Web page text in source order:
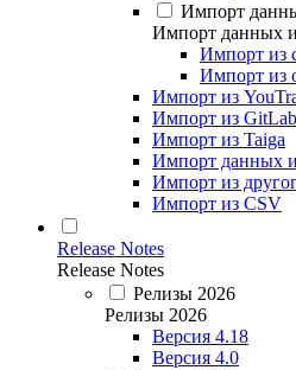
Импорт
Импорт данных
Импорт из
Импорт из
Импорт из
Импорт из GitLab
Импорт из Taiga
Импорт данных
Импорт из
Импорт из CSV
Release Notes
Release Notes
Релизы 2026
Релизы 2026
Версия 4.18
Версия 4.0